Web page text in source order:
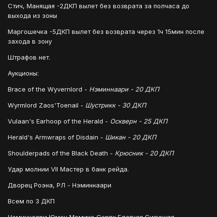
Стич, Манящая -2ДКП вылет без возврата за полчаса до
выхода из зоны
Маргошечка -5ДКП вылет без возврата через 1ч 15мин после
захода в зону
Штрафов нет.
Аукционы:
Brace of the Wyvernlord - Нэминнаари - 20 ДКП
Wyrmlord Zaos'Toenail - Шустрикк - 30 ДКП
Vulaan's Earhoop of the Herald - Оскверн - 25 ДКП
Herald's Armwraps of Disdain - Шикан - 20 ДКП
Shoulderpads of the Black Death - Крюсник - 20 ДКП
Удар молнии VII Мастер в банк рейда.
Дворец Роэна, РЛ - Нэминнаари
Всем по 3 ДКП